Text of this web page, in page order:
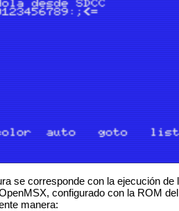
se corresponde con la ejecución de
configurado con la ROM
manera: